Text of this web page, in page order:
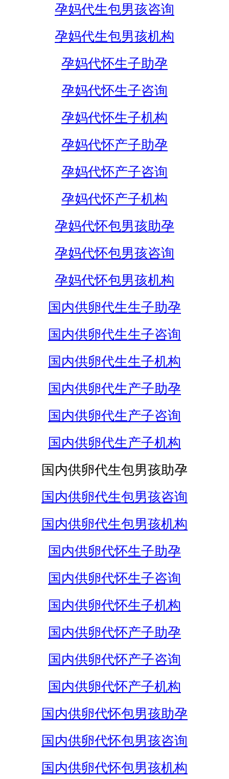
孕妈代生包男孩咨询
孕妈代生包男孩机构
孕妈代怀生子助孕
孕妈代怀生子咨询
孕妈代怀生子机构
孕妈代怀产子助孕
孕妈代怀产子咨询
孕妈代怀产子机构
孕妈代怀包男孩助孕
孕妈代怀包男孩咨询
孕妈代怀包男孩机构
国内供卵代生生子助孕
国内供卵代生生子咨询
国内供卵代生生子机构
国内供卵代生产子助孕
国内供卵代生产子咨询
国内供卵代生产子机构
国内供卵代生包男孩助孕
国内供卵代生包男孩咨询
国内供卵代生包男孩机构
国内供卵代怀生子助孕
国内供卵代怀生子咨询
国内供卵代怀生子机构
国内供卵代怀产子助孕
国内供卵代怀产子咨询
国内供卵代怀产子机构
国内供卵代怀包男孩助孕
国内供卵代怀包男孩咨询
国内供卵代怀包男孩机构